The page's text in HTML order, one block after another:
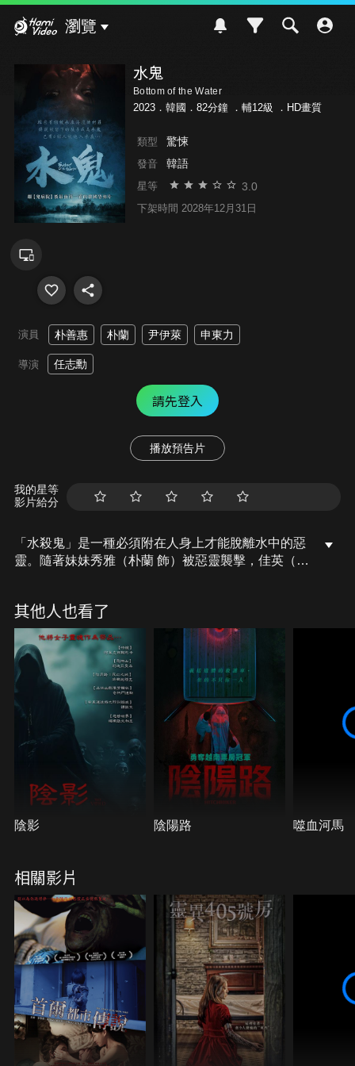
瀏覽
水鬼
Bottom of the Water
2023．韓國．82分鐘 ． 輔12級 ．HD畫質
類型 驚悚
發音 韓語
星等 3.0
下架時間 2028年12月31日
演員 朴善惠 朴蘭 尹伊萊 申東力
導演 任志勳
請先登入
播放預告片
我的星等
影片給分
「水殺鬼」是一種必須附在人身上才能脫離水中的惡
靈。隨著妹妹秀雅（朴蘭 飾）被惡靈襲擊，佳英（朴
在冰冷的水中。某天，佳英為了尋找突然消失的母
親，走向吞噬妹妹的水庫，並在那發現了可疑的屍
體，佳英還被以死去妹妹的模樣現身的鬼追殺……
其他人也看了
陰影 陰陽路 噬血河馬
相關影片